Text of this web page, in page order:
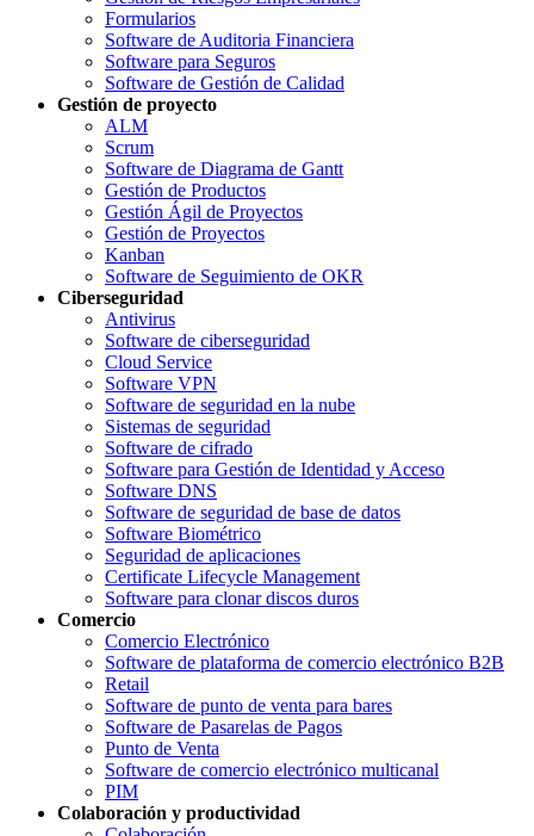
Formularios
Software de Auditoria Financiera
Software para Seguros
Software de Gestión de Calidad
Gestión de proyecto
ALM
Scrum
Software de Diagrama de Gantt
Gestión de Productos
Gestión Ágil de Proyectos
Gestión de Proyectos
Kanban
Software de Seguimiento de OKR
Ciberseguridad
Antivirus
Software de ciberseguridad
Cloud Service
Software VPN
Software de seguridad en la nube
Sistemas de seguridad
Software de cifrado
Software para Gestión de Identidad y Acceso
Software DNS
Software de seguridad de base de datos
Software Biométrico
Seguridad de aplicaciones
Certificate Lifecycle Management
Software para clonar discos duros
Comercio
Comercio Electrónico
Software de plataforma de comercio electrónico B2B
Retail
Software de punto de venta para bares
Software de Pasarelas de Pagos
Punto de Venta
Software de comercio electrónico multicanal
PIM
Colaboración y productividad